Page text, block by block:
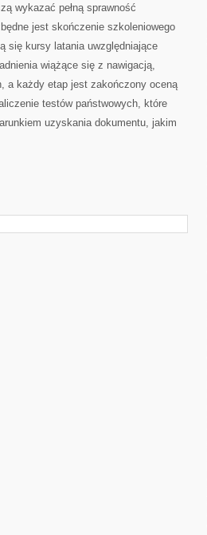
wykazać pełną sprawność
jest skończenie szkoleniowego
się kursy latania uwzględniające
wiążące się z nawigacją,
a każdy etap jest zakończony oceną
testów państwowych, które
uzyskania dokumentu, jakim